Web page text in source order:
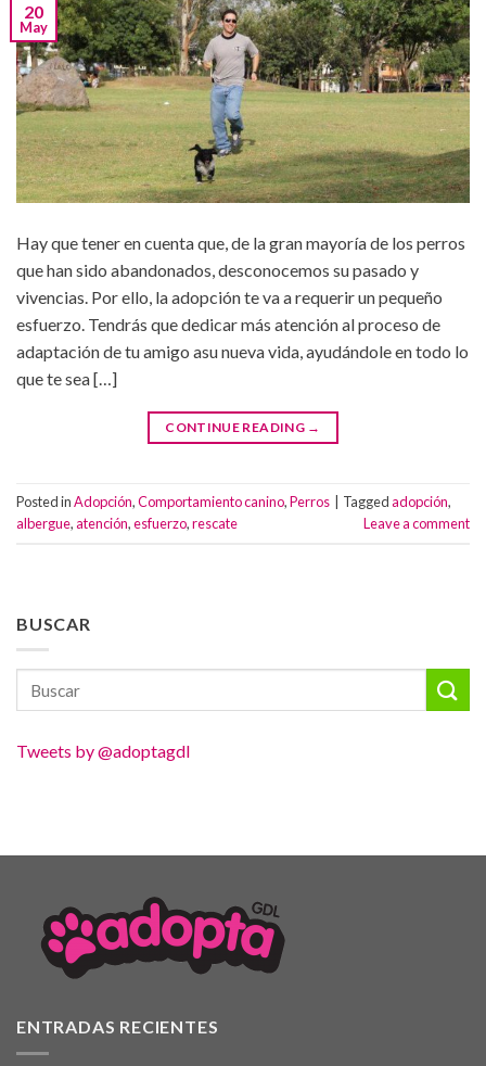
20
May
Hay que tener en cuenta que, de la gran mayoría de los perros
que han sido abandonados, desconocemos su pasado y
vivencias. Por ello, la adopción te va a requerir un pequeño
esfuerzo. Tendrás que dedicar más atención al proceso de
adaptación de tu amigo asu nueva vida, ayudándole en todo lo
que te sea […]
CONTINUE READING →
Posted inAdopción,Comportamiento canino,Perros Taggedadopción,
albergue,atención,esfuerzo,rescate Leave a comment
BUSCAR
Tweets by @adoptagdl
ENTRADAS RECIENTES